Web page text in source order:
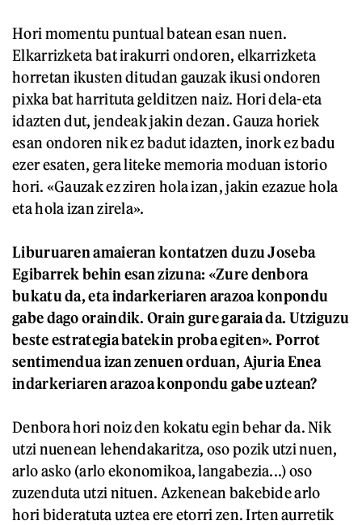
Hori momentu puntual batean esan nuen.
Elkarrizketa bat irakurri ondoren, elkarrizketa
horretan ikusten ditudan gauzak ikusi ondoren
pixka bat harrituta gelditzen naiz. Hori dela-eta
idazten dut, jendeak jakin dezan. Gauza horiek
esan ondoren nik ez badut idazten, inork ez badu
ezer esaten, gera liteke memoria moduan istorio
hori. «Gauzak ez ziren hola izan, jakin ezazue hola
eta hola izan zirela».
Liburuaren amaieran kontatzen duzu Joseba
Egibarrek behin esan zizuna: «Zure denbora
bukatu da, eta indarkeriaren arazoa konpondu
gabe dago oraindik. Orain gure garaia da. Utziguzu
beste estrategia batekin proba egiten». Porrot
sentimendua izan zenuen orduan, Ajuria Enea
indarkeriaren arazoa konpondu gabe uztean?
Denbora hori noiz den kokatu egin behar da. Nik
utzi nuenean lehendakaritza, oso pozik utzi nuen,
arlo asko (arlo ekonomikoa, langabezia...) oso
zuzenduta utzi nituen. Azkenean bakebide arlo
hori bideratuta uztea ere etorri zen. Irten aurretik